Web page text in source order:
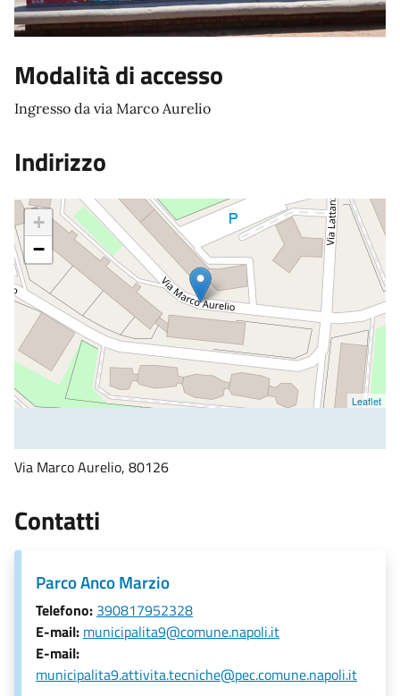
Modalità di accesso
Ingresso da via Marco Aurelio
Indirizzo
+
−
Leaflet
Via Marco Aurelio, 80126
Contatti
Parco Anco Marzio
Telefono: 390817952328
E-mail: municipalita9@comune.napoli.it
E-mail:
municipalita9.attivita.tecniche@pec.comune.napoli.it